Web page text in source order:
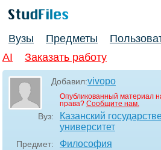
Вузы Предметы
AI
Заказать работу
Добавил:vivopo
Опубликованный материал
права? Сообщите нам.
Вуз:
Казанский
университет
Предмет: Философия